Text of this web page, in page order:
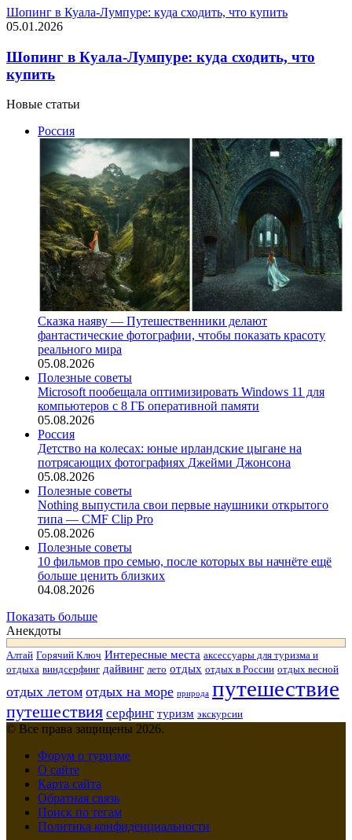
Шопинг в Куала-Лумпуре: куда сходить, что купить
05.01.2026
Шопинг в Куала-Лумпуре: куда сходить, что
купить
Новые статьи
Россия
Сказка наяву — Путешественники делают
фантастические фотографии, чтобы показать красоту
реального мира
05.08.2026
Полезные советы
Microsoft пообещала оптимизировать Windows 11 для
компьютеров с 8 ГБ оперативной памяти
05.08.2026
Россия
Детство на колесах: юные ирландские цыгане на
потрясающих фотографиях Джейми Джонсона
05.08.2026
Полезные советы
Nothing выпустила свои первые наушники открытого
типа — CMF Clip Pro
05.08.2026
Полезные советы
10 фильмов про семью, после которых вы начнёте ещё
больше ценить близких
04.08.2026
Показать больше
Анекдоты
Алтай Горячий Ключ Интересные места аксессуары для туризма и
отдыха виндсерфинг дайвинг лето отдых отдых в России отдых весной
отдых летом отдых на море природа путешествие
путешествия серфинг туризм экскурсии
© Все права защищены 2026.
Форум о туризме
О сайте
Карта сайта
Обратная связь
Поиск по тегам
Политика конфиденциальности